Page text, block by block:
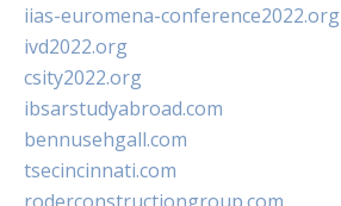
iias-euromena-conference2022.org
ivd2022.org
csity2022.org
ibsarstudyabroad.com
bennusehgall.com
tsecincinnati.com